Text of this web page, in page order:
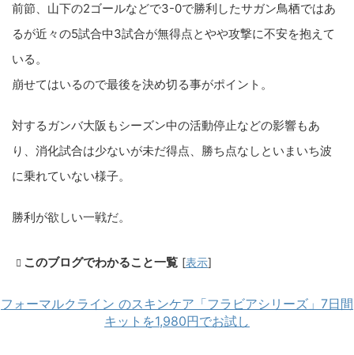
前節、山下の2ゴールなどで3-0で勝利したサガン鳥栖ではあ
るが近々の5試合中3試合が無得点とやや攻撃に不安を抱えて
いる。
崩せてはいるので最後を決め切る事がポイント。
対するガンバ大阪もシーズン中の活動停止などの影響もあ
り、消化試合は少ないが未だ得点、勝ち点なしといまいち波
に乗れていない様子。
勝利が欲しい一戦だ。
このブログでわかること一覧 [表示]
フォーマルクライン のスキンケア「フラビアシリーズ」7日間
キットを1,980円でお試し